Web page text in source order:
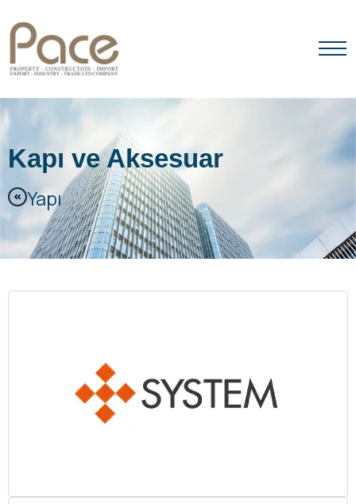
ÜRÜNLER
MARKALARIMIZ
İLETIŞIM
Kapı ve Aksesuar
Yapı